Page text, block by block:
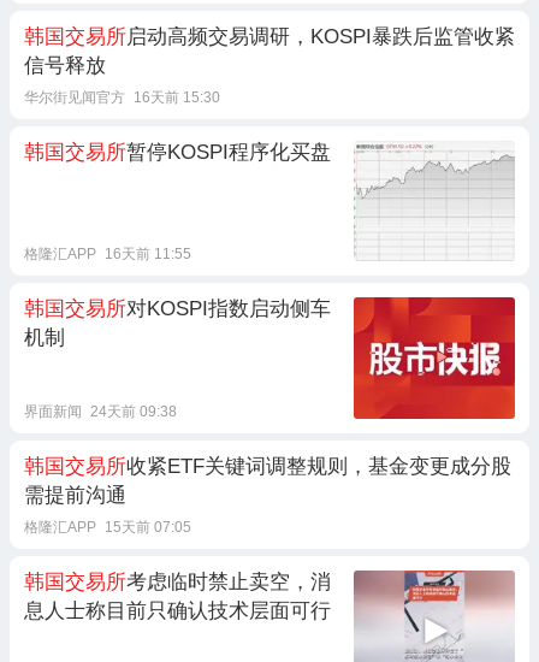
韩国交易所启动高频交易调研，KOSPI暴跌后监管收紧
信号释放
华尔街见闻官方 16天前 15:30
韩国交易所暂停KOSPI程序化买盘
格隆汇APP 16天前 11:55
韩国交易所对KOSPI指数启动侧车
机制
界面新闻 24天前 09:38
韩国交易所收紧ETF关键词调整规则，基金变更成分股
需提前沟通
格隆汇APP 15天前 07:05
韩国交易所考虑临时禁止卖空，消
息人士称目前只确认技术层面可行